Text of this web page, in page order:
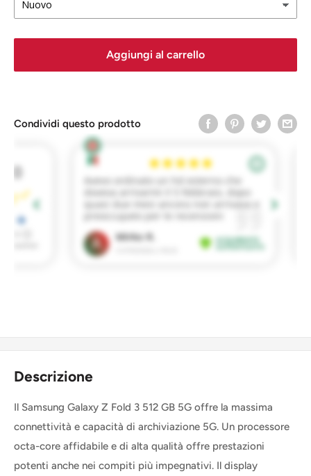
Aggiungi al carrello
Condividi questo prodotto
Descrizione
Il Samsung Galaxy Z Fold 3 512 GB 5G offre la massima
connettività e capacità di archiviazione 5G. Un processore
octa-core affidabile e di alta qualità offre prestazioni
potenti anche nei compiti più impegnativi. Il display